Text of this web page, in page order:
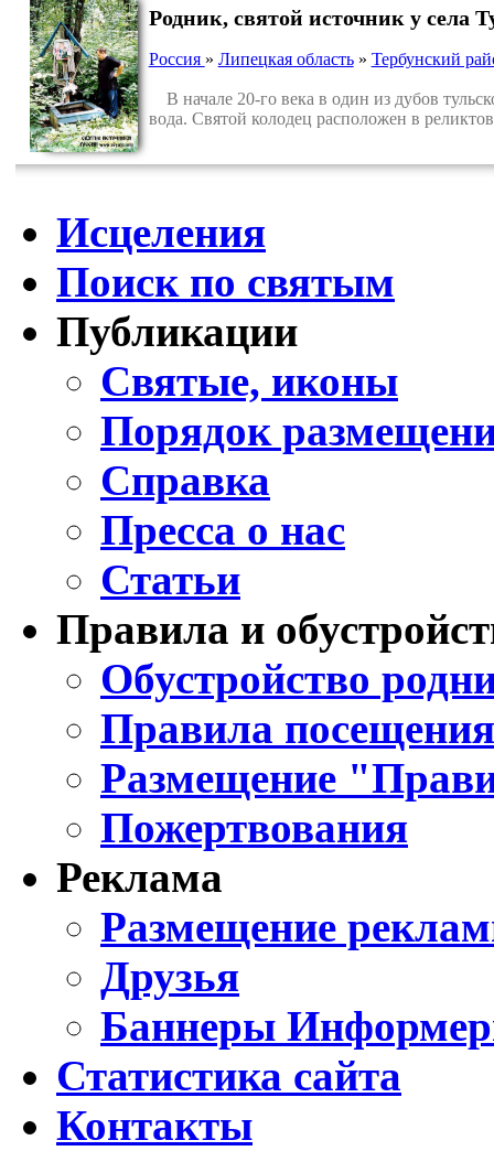
Родник, святой источник у села
Россия » Липецкая область» Тербунский
В начале 20-го века в один из дубов
вода. Святой колодец расположен в
Исцеления
Поиск по святым
Публикации
Святые, иконы
Порядок
Справка
Пресса о нас
Статьи
Правила и
Обустройство
Правила
Размещение
Пожертвования
Реклама
Размещение
Друзья
Баннеры
Статистика сайта
Контакты